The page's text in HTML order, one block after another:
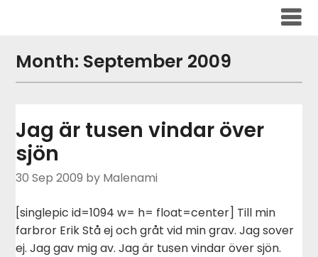
Month: September 2009
Jag är tusen vindar över
sjön
30 Sep 2009 by Malenami
[singlepic id=1094 w= h= float=center] Till min
farbror Erik Stå ej och gråt vid min grav. Jag sover
ej. Jag gav mig av. Jag är tusen vindar över sjön.